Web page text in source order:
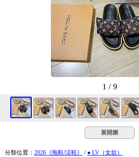
1 / 9
展開圖
分類位置 ： 2026《拖鞋/涼鞋》 / ● LV（女款）